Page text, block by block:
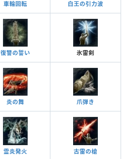
車輪回転 白王の引力波
復讐の誓い 氷雷剣
炎の舞 爪弾き
霊炎発火 古雷の槍